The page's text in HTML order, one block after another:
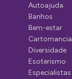
Autoajuda
Banhos
Bem-estar
Cartomancia
Diversidade
Esoterismo
Especialistas